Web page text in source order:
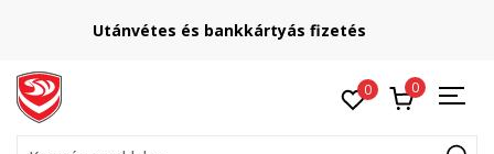
Lépj velünk kapcsolatba
online@sport-vision.hu
0 0